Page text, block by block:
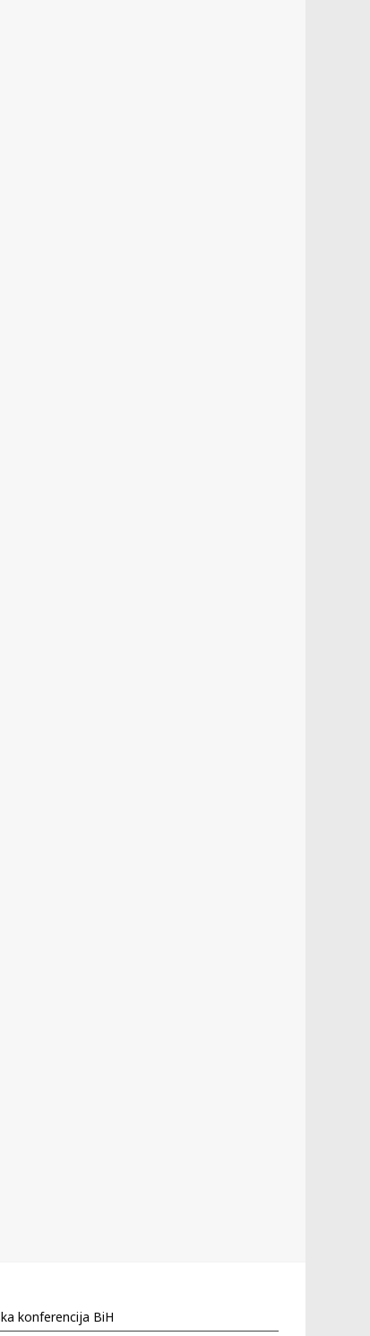
konferencija BiH